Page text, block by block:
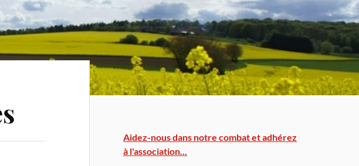
Aidez-nous dans notre combat et adhérez
à l'association...